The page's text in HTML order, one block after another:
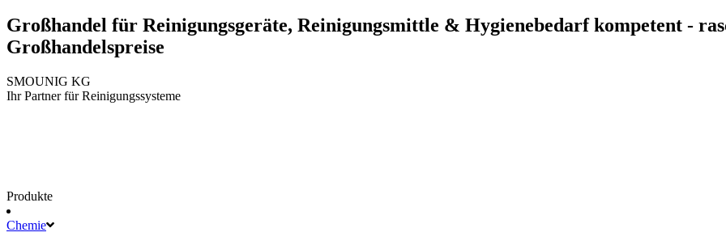
Großhandel für Reinigungsgeräte, Reinigungsmittle & Hygienebedarf kompetent -
Großhandelspreise
SMOUNIG KG
Ihr Partner für Reinigungssysteme
Produkte
Chemie